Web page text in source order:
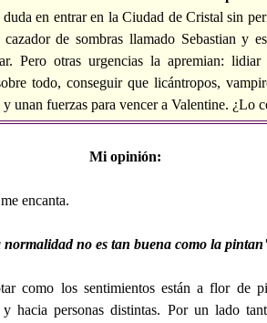
en entrar en la Ciudad de Cristal sin
de sombras llamado Sebastian y
Pero otras urgencias la apremian:
todo, conseguir que licántropos,
unan fuerzas para vencer a Valentine. ¿Lo
Mi opinión:
encanta.
no es tan buena como la
como los sentimientos están a flor de
hacia personas distintas. Por un lado